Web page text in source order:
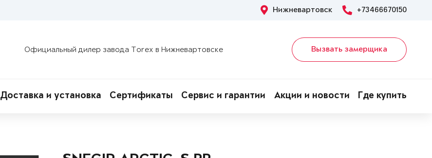
Нижневартовск +73466670150
Официальный дилер завода Torex в Нижневартовске Вызвать замерщика
Доставка и установка Сертификаты Сервис и гарантии Акции и новости Где купить